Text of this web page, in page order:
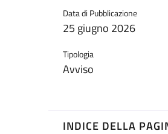
Data di Pubblicazione
25 giugno 2026
Tipologia
Avviso
INDICE DELLA